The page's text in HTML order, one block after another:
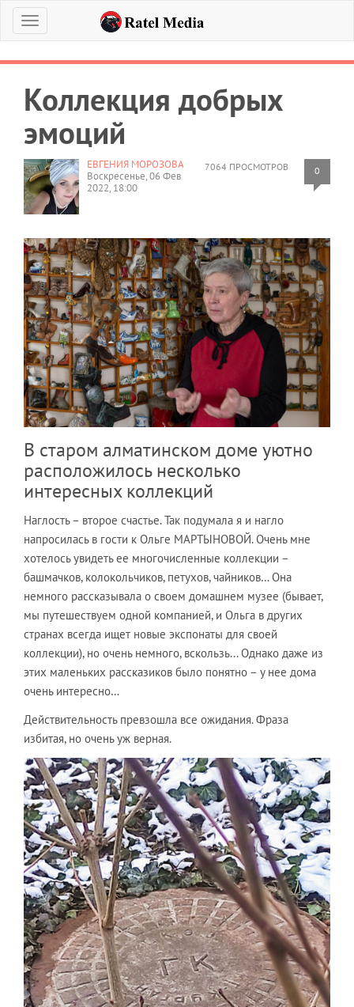
Меню
Коллекция добрых
эмоций
7064 ПРОСМОТРОВ 0
ЕВГЕНИЯ МОРОЗОВА
Воскресенье, 06 Фев
2022, 18:00
В старом алматинском доме уютно
расположилось несколько
интересных коллекций
Наглость – второе счастье. Так подумала я и нагло
напросилась в гости к Ольге МАРТЫНОВОЙ. Очень мне
хотелось увидеть ее многочисленные коллекции –
башмачков, колокольчиков, петухов, чайников… Она
немного рассказывала о своем домашнем музее (бывает,
мы путешествуем одной компанией, и Ольга в других
странах всегда ищет новые экспонаты для своей
коллекции), но очень немного, вскользь... Однако даже из
этих маленьких рассказиков было понятно – у нее дома
очень интересно…
Действительность превзошла все ожидания. Фраза
избитая, но очень уж верная.